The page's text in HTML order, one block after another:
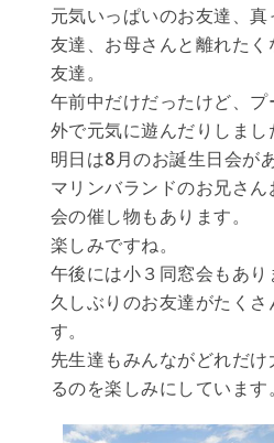
元気いっぱいのお友達、
友達、お母さんと離れた
友達。
午前中だけだったけど、
外で元気に遊んだりしまし
明日は8月のお誕生日会が
マリンバランドのお兄さ
会の催し物もあります。
楽しみですね。
午後には小３同窓会もあり
久しぶりのお友達がたくさ
す。
先生達もみんながどれだけ
るのを楽しみにしています。